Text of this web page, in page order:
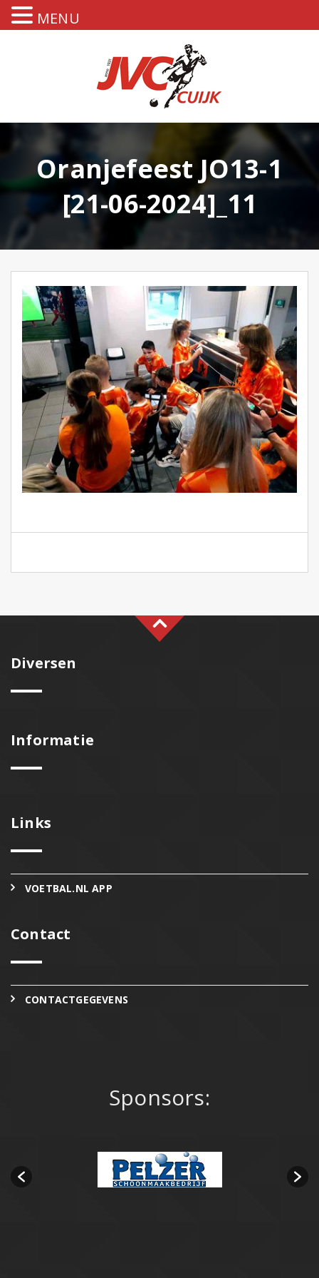
Oranjefeest JO13-1
[21-06-2024]_11
Diversen
Informatie
Links
VOETBAL.NL APP
Contact
CONTACTGEGEVENS
Sponsors:
MENU